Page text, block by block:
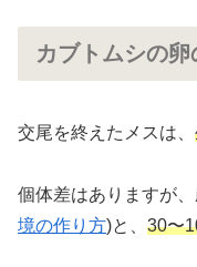
カブトムシの卵
交尾を終えたメスは、
個体差はありますが
境の作り方)と、 30〜